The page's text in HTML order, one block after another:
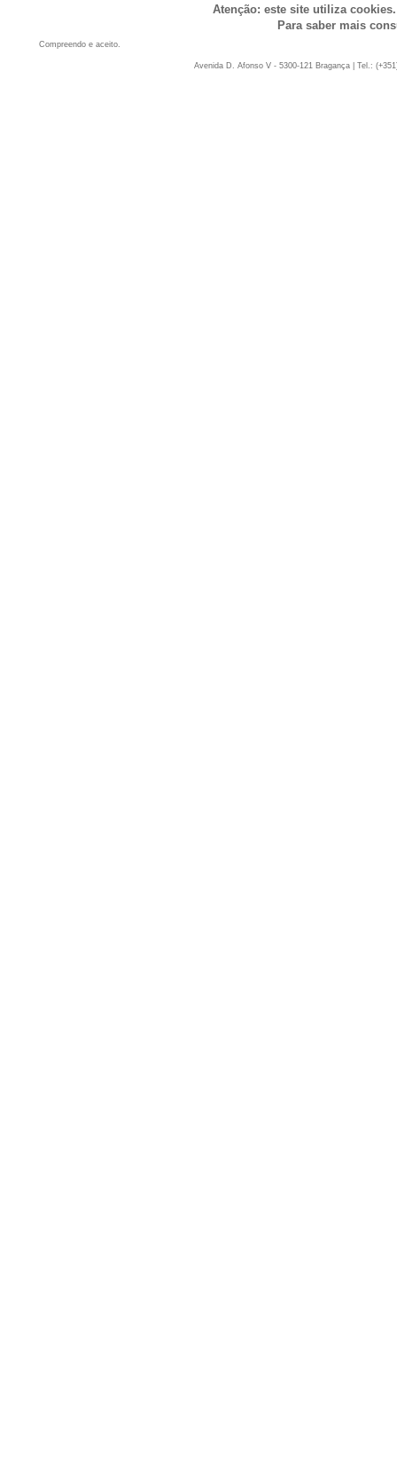
Atenção: este site utiliza
Para saber mais
Compreendo e aceito.
Avenida D. Afonso V - 5300-121 Bragança | Tel.: